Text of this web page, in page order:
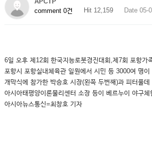
comment 0건
Hit 12,159 Date 05-
6일 오후 제12회 한국지능로봇경진대회,제7회 포항가
포항시 포항실내체육관 일원에서 시민 등 3000여 명
개막식에 참가한 박승호 시장(왼쪽 두번째)과 피터풀데
아시아태평양이론물리센터 소장 등이 베르누이 야구
아시아뉴스통신=최창호 기자